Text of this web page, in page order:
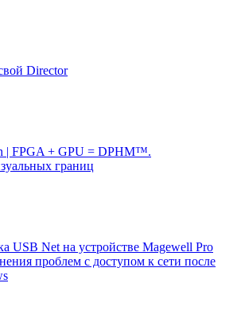
Director
| FPGA + GPU = DPHM™.
границ
USB Net на устройстве Magewell Pro
проблем с доступом к сети после